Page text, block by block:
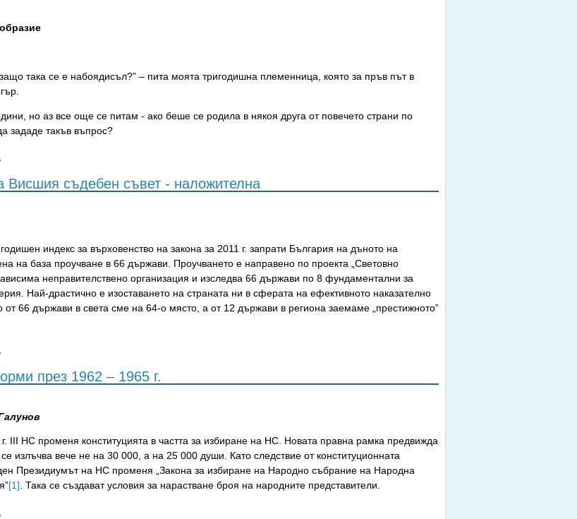
така се е набоядисъл?” – пита моята тригодишна племенница, която за пръв път в
но аз все още се питам - ако беше се родила в някоя друга от повечето страни по
зададе такъв въпрос?
Висшия съдебен съвет - наложителна
индекс за върховенство на закона за 2011 г. запрати България на дъното на
на база проучване в 66 държави. Проучването е направено по проекта „Световно
неправителствено организация и изследва 66 държави по 8 фундаментални за
Най-драстично е изоставането на страната ни в сферата на ефективното наказателно
от 66 държави в света сме на 64-о място, а от 12 държави в региона заемаме „престижното”
през 1962 – 1965 г.
III НС променя конституцията в частта за избиране на НС. Новата правна рамка предвижда
излъчва вече не на 30 000, а на 25 000 души. Като следствие от конституционната
Президиумът на НС променя „Закона за избиране на Народно събрание на Народна
[1] . Така се създават условия за нарастване броя на народните представители.